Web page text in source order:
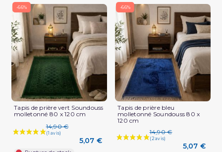
-66%
Tapis de prière vert Soundouss
molletonné 80 x 120 cm
14,90 €
5,07 €
-66%
Tapis de prière bleu
molletonné Soundouss 80 x
120 cm
14,90 €
5,07 €